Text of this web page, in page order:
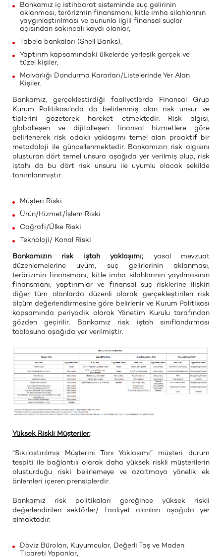
Bankamız iç istihbarat sisteminde suç gelirinin
aklanması, terörizmin finansmanı, kitle imha silahlarının
yaygınlaştırılması ve bununla ilgili finansal suçlar
açısından sakıncalı kaydı olanlar,
Tabela bankaları (Shell Banks),
Yaptırım kapsamındaki ülkelerde yerleşik gerçek ve
tüzel kişiler,
Malvarlığı Dondurma Kararları/Listelerinde Yer Alan
Kişiler.
Bankamız, gerçekleştirdiği faaliyetlerde Finansal Grup
Kurum Politikası’nda da belirlenmiş olan risk unsur ve
tiplerini gözeterek hareket etmektedir. Risk algısı,
globalleşen ve dijitalleşen finansal hizmetlere göre
belirlenerek risk odaklı yaklaşımı temel alan proaktif bir
metodoloji ile güncellenmektedir. Bankamızın risk algısını
oluşturan dört temel unsura aşağıda yer verilmiş olup, risk
iştahı da bu dört risk unsuru ile uyumlu olacak şekilde
tanımlanmıştır.
Müşteri Riski
Ürün/Hizmet/İşlem Riski
Coğrafi/Ülke Riski
Teknoloji/ Kanal Riski
Bankamızın risk iştah yaklaşımı; yasal mevzuat
düzenlemelerine uyum, suç gelirlerinin aklanması,
terörizmin finansmanı, kitle imha silahlarının yayılmasının
finansmanı, yaptırımlar ve finansal suç risklerine ilişkin
diğer tüm alanlarda düzenli olarak gerçekleştirilen risk
ölçüm değerlendirmesine göre belirlenir ve Kurum Politikası
kapsamında periyodik olarak Yönetim Kurulu tarafından
gözden geçirilir. Bankamız risk iştah sınıflandırması
tablosuna aşağıda yer verilmiştir.
Yüksek Riskli Müşteriler:
“Sıkılaştırılmış Müşterini Tanı Yaklaşımı” müşteri durum
tespiti ile bağlantılı olarak daha yüksek riskli müşterilerin
oluşturduğu riski belirlemeye ve azaltmaya yönelik ek
önlemleri içeren prensiplerdir.
Bankamız risk politikaları gereğince yüksek riskli
değerlendirilen sektörler/ faaliyet alanları aşağıda yer
almaktadır:
Döviz Büroları, Kuyumcular, Değerli Taş ve Maden
Ticareti Yapanlar,